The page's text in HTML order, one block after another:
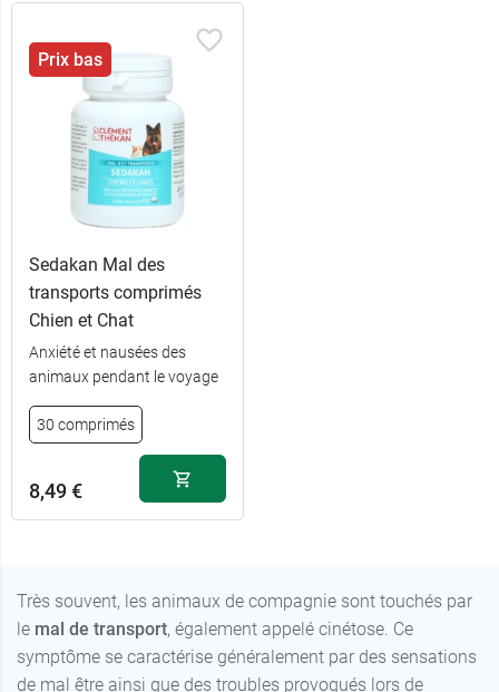
Prix bas
Sedakan Mal des
transports comprimés
Chien et Chat
Anxiété et nausées des
animaux pendant le voyage
30 comprimés
8,49 €
Très souvent, les animaux de compagnie sont touchés par
le mal de transport, également appelé cinétose. Ce
symptôme se caractérise généralement par des sensations
de mal être ainsi que des troubles provoqués lors de